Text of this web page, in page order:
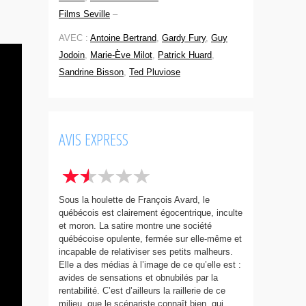
Films Seville –
AVEC : Antoine Bertrand, Gardy Fury, Guy
Jodoin, Marie-Ève Milot, Patrick Huard,
Sandrine Bisson, Ted Pluviose
AVIS EXPRESS
Sous la houlette de François Avard, le
québécois est clairement égocentrique, inculte
et moron. La satire montre une société
québécoise opulente, fermée sur elle-même et
incapable de relativiser ses petits malheurs.
Elle a des médias à l’image de ce qu’elle est :
avides de sensations et obnubilés par la
rentabilité. C’est d’ailleurs la raillerie de ce
milieu, que le scénariste connaît bien, qui